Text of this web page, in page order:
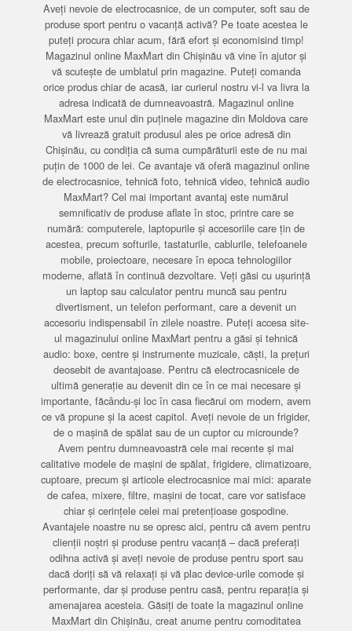
Aveți nevoie de electrocasnice, de un computer, soft sau de
produse sport pentru o vacanță activă? Pe toate acestea le
puteți procura chiar acum, fără efort și economisind timp!
Magazinul online MaxMart din Chișinău vă vine în ajutor și
vă scutește de umblatul prin magazine. Puteți comanda
orice produs chiar de acasă, iar curierul nostru vi-l va livra la
adresa indicată de dumneavoastră. Magazinul online
MaxMart este unul din puținele magazine din Moldova care
vă livrează gratuit produsul ales pe orice adresă din
Chișinău, cu condiția că suma cumpărăturii este de nu mai
puțin de 1000 de lei. Ce avantaje vă oferă magazinul online
de electrocasnice, tehnică foto, tehnică video, tehnică audio
MaxMart? Cel mai important avantaj este numărul
semnificativ de produse aflate în stoc, printre care se
numără: computerele, laptopurile și accesoriile care țin de
acestea, precum softurile, tastaturile, cablurile, telefoanele
mobile, proiectoare, necesare în epoca tehnologiilor
moderne, aflată în continuă dezvoltare. Veți găsi cu ușurință
un laptop sau calculator pentru muncă sau pentru
divertisment, un telefon performant, care a devenit un
accesoriu indispensabil în zilele noastre. Puteți accesa site-
ul magazinului online MaxMart pentru a găsi și tehnică
audio: boxe, centre și instrumente muzicale, căști, la prețuri
deosebit de avantajoase. Pentru că electrocasnicele de
ultimă generație au devenit din ce în ce mai necesare și
importante, făcându-și loc în casa fiecărui om modern, avem
ce vă propune și la acest capitol. Aveți nevoie de un frigider,
de o mașină de spălat sau de un cuptor cu microunde?
Avem pentru dumneavoastră cele mai recente și mai
calitative modele de mașini de spălat, frigidere, climatizoare,
cuptoare, precum și articole electrocasnice mai mici: aparate
de cafea, mixere, filtre, mașini de tocat, care vor satisface
chiar și cerințele celei mai pretențioase gospodine.
Avantajele noastre nu se opresc aici, pentru că avem pentru
clienții noștri și produse pentru vacanță – dacă preferați
odihna activă și aveți nevoie de produse pentru sport sau
dacă doriți să vă relaxați și vă plac device-urile comode și
performante, dar și produse pentru casă, pentru reparația și
amenajarea acesteia. Găsiți de toate la magazinul online
MaxMart din Chișinău, creat anume pentru comoditatea